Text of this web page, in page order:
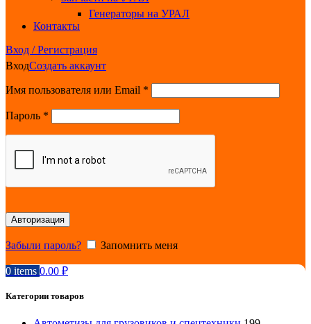
Генераторы на УРАЛ
Контакты
Вход / Регистрация
ВходСоздать аккаунт
Имя пользователя или Email *
Пароль *
Авторизация
Забыли пароль? Запомнить меня
0 items 0.00 ₽
Категории товаров